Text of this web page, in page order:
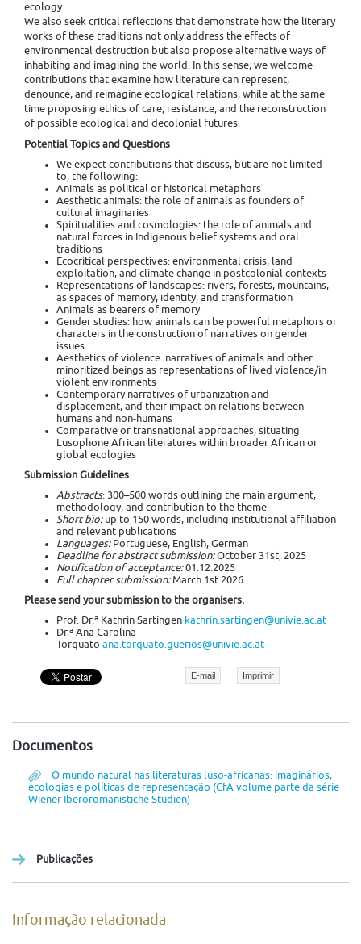
ecology.
We also seek critical reflections that demonstrate how the literary
works of these traditions not only address the effects of
environmental destruction but also propose alternative ways of
inhabiting and imagining the world. In this sense, we welcome
contributions that examine how literature can represent,
denounce, and reimagine ecological relations, while at the same
time proposing ethics of care, resistance, and the reconstruction
of possible ecological and decolonial futures.
Potential Topics and Questions
We expect contributions that discuss, but are not limited
to, the following:
Animals as political or historical metaphors
Aesthetic animals: the role of animals as founders of
cultural imaginaries
Spiritualities and cosmologies: the role of animals and
natural forces in Indigenous belief systems and oral
traditions
Ecocritical perspectives: environmental crisis, land
exploitation, and climate change in postcolonial contexts
Representations of landscapes: rivers, forests, mountains,
as spaces of memory, identity, and transformation
Animals as bearers of memory
Gender studies: how animals can be powerful metaphors or
characters in the construction of narratives on gender
issues
Aesthetics of violence: narratives of animals and other
minoritized beings as representations of lived violence/in
violent environments
Contemporary narratives of urbanization and
displacement, and their impact on relations between
humans and non-humans
Comparative or transnational approaches, situating
Lusophone African literatures within broader African or
global ecologies
Submission Guidelines
Abstracts: 300–500 words outlining the main argument,
methodology, and contribution to the theme
Short bio:up to 150 words, including institutional affiliation
and relevant publications
Languages:Portuguese, English, German
Deadline for abstract submission:October 31st, 2025
Notification of acceptance:01.12.2025
Full chapter submission:March 1st 2026
Please send your submission to the organisers:
Prof. Dr.ª Kathrin Sartingen kathrin.sartingen@univie.ac.at
Dr.ª Ana Carolina
Torquato ana.torquato.guerios@univie.ac.at
E-mail Imprimir
Documentos
O mundo natural nas literaturas luso-africanas: imaginários,
ecologias e políticas de representação (CfA volume parte da série
Wiener Iberoromanistiche Studien)
Publicações
Informação relacionada